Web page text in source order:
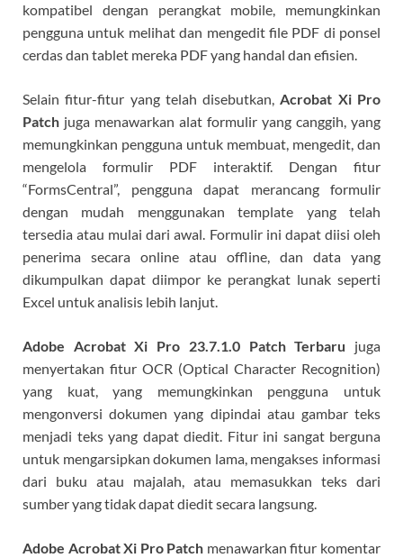
kompatibel dengan perangkat mobile, memungkinkan
pengguna untuk melihat dan mengedit file PDF di ponsel
cerdas dan tablet mereka PDF yang handal dan efisien.
Selain fitur-fitur yang telah disebutkan,Acrobat Xi Pro
Patch juga menawarkan alat formulir yang canggih, yang
memungkinkan pengguna untuk membuat, mengedit, dan
mengelola formulir PDF interaktif. Dengan fitur
“FormsCentral”, pengguna dapat merancang formulir
dengan mudah menggunakan template yang telah
tersedia atau mulai dari awal. Formulir ini dapat diisi oleh
penerima secara online atau offline, dan data yang
dikumpulkan dapat diimpor ke perangkat lunak seperti
Excel untuk analisis lebih lanjut.
Adobe Acrobat Xi Pro 23.7.1.0 Patch Terbaru juga
menyertakan fitur OCR (Optical Character Recognition)
yang kuat, yang memungkinkan pengguna untuk
mengonversi dokumen yang dipindai atau gambar teks
menjadi teks yang dapat diedit. Fitur ini sangat berguna
untuk mengarsipkan dokumen lama, mengakses informasi
dari buku atau majalah, atau memasukkan teks dari
sumber yang tidak dapat diedit secara langsung.
Adobe Acrobat Xi Pro Patch menawarkan fitur komentar